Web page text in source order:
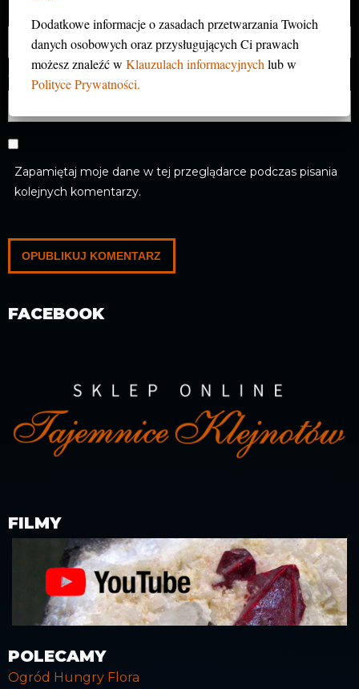
Witryna internetowa
Zapamiętaj moje dane w tej przeglądarce podczas pisania
kolejnych komentarzy.
FACEBOOK
FILMY
POLECAMY
Ogród Hungry Flora
Dodatkowe informacje o zasadach przetwarzania Twoich
danych osobowych oraz przysługujących Ci prawach
możesz znaleźć wKlauzulach informacyjnych lub w
Polityce Prywatności.